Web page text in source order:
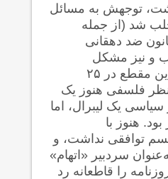
توجهش به مسائل
شد (از جمله
ضد دهقانی
و نیز مشکل
در این مقطع در ۲۵
فلسفی هنوز یک
یک لیبرال، اما
بود. هنوز با
توافقی نداشت، و
سردبیر «اتهام»
را قاطعانه رد